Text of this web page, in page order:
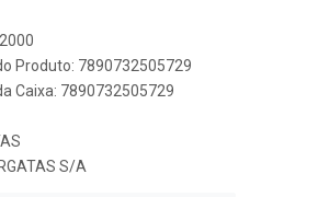
Produto: 7890732505729
Caixa: 7890732505729
S/A